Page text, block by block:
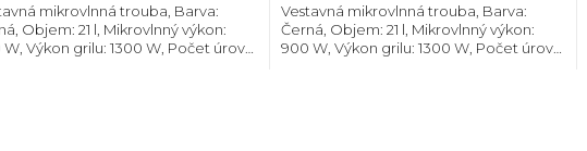
mikrovlnná trouba, Barva:
Objem: 21 l, Mikrovlnný výkon:
Výkon grilu: 1300 W, Počet úrovní
Vestavná mikrovlnná trouba, Barva:
Černá, Objem: 21 l, Mikrovlnný výkon:
900 W, Výkon grilu: 1300 W, Počet úrovní